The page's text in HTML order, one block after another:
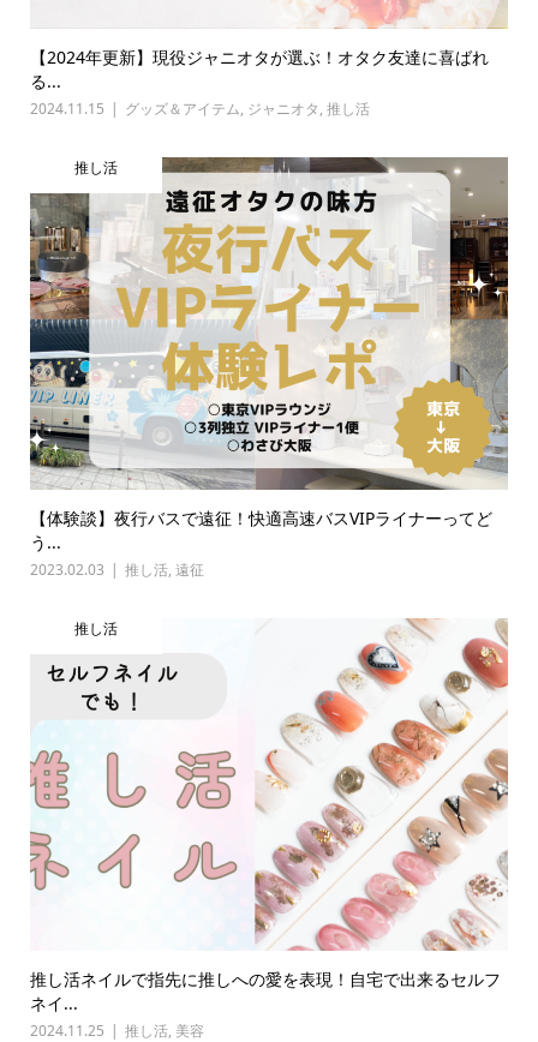
【2024年更新】現役ジャニオタが選ぶ！オタク友達に喜ばれ
る...
2024.11.15 グッズ＆アイテム, ジャニオタ, 推し活
推し活
【体験談】夜行バスで遠征！快適高速バスVIPライナーってど
う...
2023.02.03 推し活, 遠征
推し活
推し活ネイルで指先に推しへの愛を表現！自宅で出来るセルフ
ネイ...
2024.11.25 推し活, 美容